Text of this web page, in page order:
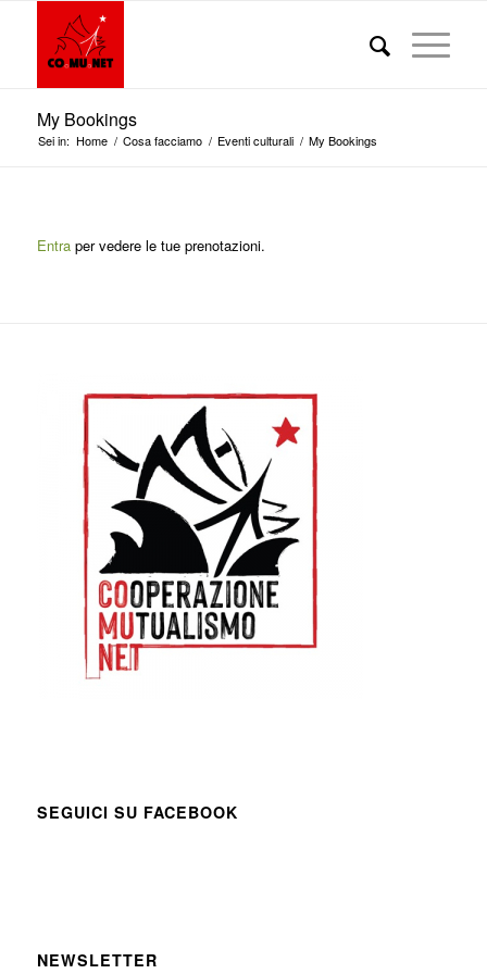
My Bookings
Sei in: Home / Cosa facciamo / Eventi culturali / My Bookings
Entraper vedere le tue prenotazioni.
SEGUICI SU FACEBOOK
NEWSLETTER